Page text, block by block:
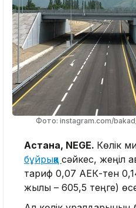
Фото: instagram.com/
Астана, NEGE. Көлік
бұйрыққа сәйкес, жеңіл
тариф 0,07 АЕК-тен
жылы – 605,5 теңге)